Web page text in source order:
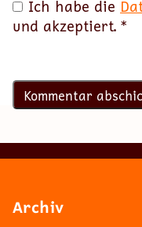
Ich habe die
und akzeptiert. *
Archiv